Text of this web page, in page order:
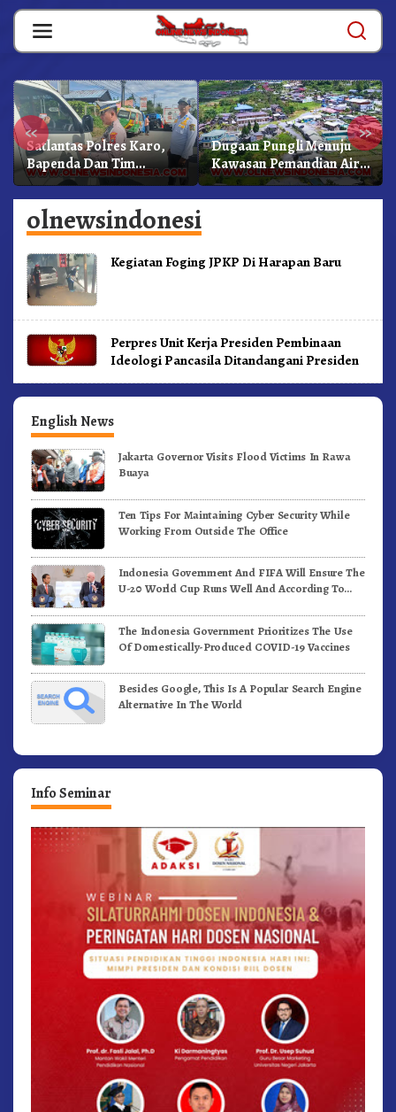
Skip
content
« »
Satlantas Polres Karo,
Bapenda Dan Tim
Lainnya Gelar Oprasi
Sadar Pajak Kenderaan
Dugaan Pungli Menuju
Kawasan Pemandian Air
Panas Semangat Gunung
– Doulu Foto Dan
olnewsindonesi
Kegiatan Foging JPKP Di Harapan Baru
Perpres Unit Kerja Presiden Pembinaan
Ideologi Pancasila Ditandangani Presiden
English News
Jakarta Governor Visits Flood Victims In Rawa
Buaya
Ten Tips For Maintaining Cyber Security While
Working From Outside The Office
Indonesia Government And FIFA Will Ensure The
U-20 World Cup Runs Well And According To
The Indonesia Government Prioritizes The Use
Of Domestically-Produced COVID-19 Vaccines
Besides Google, This Is A Popular Search Engine
Alternative In The World
Info Seminar